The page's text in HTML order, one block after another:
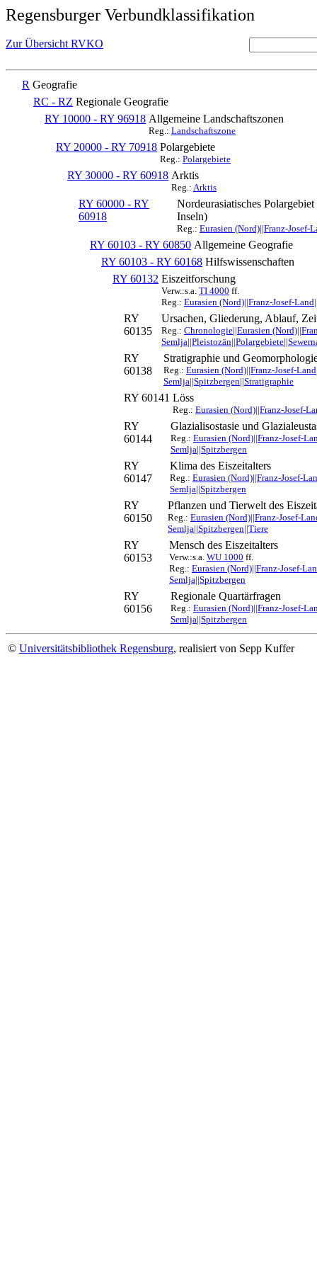
Regensburger Verbundklassifikation
Zur Übersicht RVKO
R Geografie
RC - RZ Regionale Geografie
RY 10000 - RY 96918 Allgemeine Landschaftszonen
Reg.: Landschaftszone
RY 20000 - RY 70918 Polargebiete
Reg.: Polargebiete
RY 30000 - RY 60918 Arktis
Reg.: Arktis
RY 60000 - RY
60918
Nordeurasiatisches
Inseln)
Reg.: Eurasien (Nord)||Franz-Josef-
RY 60103 - RY 60850 Allgemeine Geografie
RY 60103 - RY 60168 Hilfswissenschaften
RY 60132 Eiszeitforschung
Verw.:s.a. TI 4000 ff.
Reg.: Eurasien (Nord)||Franz-Josef-
RY
60135
Ursachen, Gliederung, Ablauf,
Reg.: Chronologie||Eurasien
RY
60138
Stratigraphie und
Reg.: Eurasien (Nord)||Franz-Josef-
Semlja||Spitzbergen||Stratigraphie
RY 60141 Löss
Reg.: Eurasien (Nord)||Franz-Josef-
RY
60144
Glazialisostasie und
Reg.: Eurasien (Nord)||Franz-Josef-
Semlja||Spitzbergen
RY
60147
Klima des Eiszeitalters
Reg.: Eurasien (Nord)||Franz-Josef-
Semlja||Spitzbergen
RY
60150
Pflanzen und Tierwelt des
Reg.: Eurasien (Nord)||Franz-Josef-
Semlja||Spitzbergen||Tiere
RY
60153
Mensch des Eiszeitalters
Verw.:s.a. WU 1000 ff.
Reg.: Eurasien (Nord)||Franz-Josef-
Semlja||Spitzbergen
RY
60156
Regionale Quartärfragen
Reg.: Eurasien (Nord)||Franz-Josef-
Semlja||Spitzbergen
© Universitätsbibliothek Regensburg, realisiert von Sepp Kuffer